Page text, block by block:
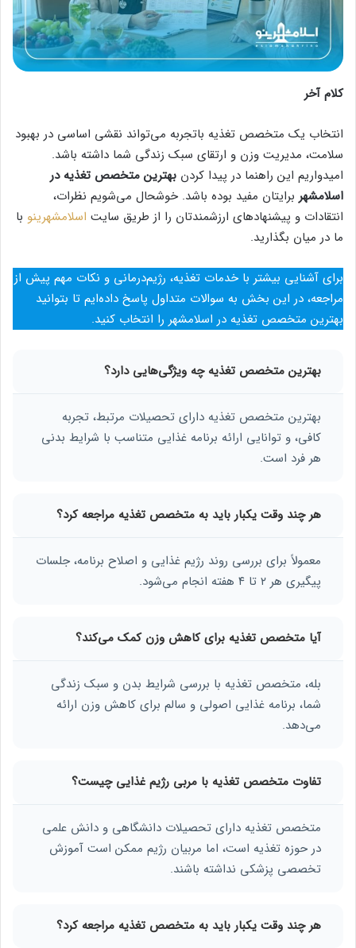
کلام آخر
انتخاب یک متخصص تغذیه باتجربه می‌تواند نقشی اساسی در بهبود
سلامت، مدیریت وزن و ارتقای سبک زندگی شما داشته باشد.
امیدواریم این راهنما در پیدا کردن بهترین متخصص تغذیه در
اسلامشهر برایتان مفید بوده باشد. خوشحال می‌شویم نظرات،
انتقادات و پیشنهادهای ارزشمندتان را از طریق سایت اسلامشهرینو با
ما در میان بگذارید.
برای آشنایی بیشتر با خدمات تغذیه، رژیم‌درمانی و نکات مهم پیش از
مراجعه، در این بخش به سوالات متداول پاسخ داده‌ایم تا بتوانید
بهترین متخصص تغذیه در اسلامشهر را انتخاب کنید.
بهترین متخصص تغذیه چه ویژگی‌هایی دارد؟
بهترین متخصص تغذیه دارای تحصیلات مرتبط، تجربه
کافی، و توانایی ارائه برنامه غذایی متناسب با شرایط بدنی
هر فرد است.
هر چند وقت یکبار باید به متخصص تغذیه مراجعه کرد؟
معمولاً برای بررسی روند رژیم غذایی و اصلاح برنامه، جلسات
پیگیری هر ۲ تا ۴ هفته انجام می‌شود.
آیا متخصص تغذیه برای کاهش وزن کمک می‌کند؟
بله، متخصص تغذیه با بررسی شرایط بدن و سبک زندگی
شما، برنامه غذایی اصولی و سالم برای کاهش وزن ارائه
می‌دهد.
تفاوت متخصص تغذیه با مربی رژیم غذایی چیست؟
متخصص تغذیه دارای تحصیلات دانشگاهی و دانش علمی
در حوزه تغذیه است، اما مربیان رژیم ممکن است آموزش
تخصصی پزشکی نداشته باشند.
هر چند وقت یکبار باید به متخصص تغذیه مراجعه کرد؟